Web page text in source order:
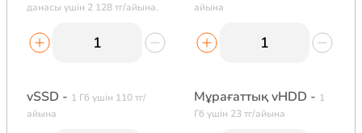
данасы үшін 2 128 тг/айына.
айына
vSSD - 1 Гб үшін 110 тг/
айына
Мұрағаттық vHDD - 1
Гб үшін 23 тг/айына